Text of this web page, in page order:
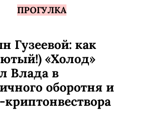
ПРОГУЛКА
Гузеевой: как
«Холод»
Влада в
оборотня и